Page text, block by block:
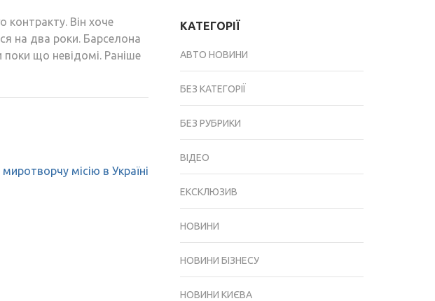
Він хоче
на два роки. Барселона
поки що невідомі. Раніше
місію в Україні
КАТЕГОРІЇ
АВТО НОВИНИ
БЕЗ КАТЕГОРІЇ
БЕЗ РУБРИКИ
ВІДЕО
ЕКСКЛЮЗИВ
НОВИНИ
НОВИНИ БІЗНЕСУ
НОВИНИ КИЄВА